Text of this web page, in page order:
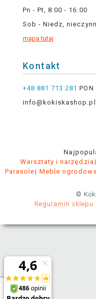
Pn - Pt, 8:00 - 16:00
Sob - Niedz,
mapa tutaj
Kontakt
+48 881 713 281 PON
info@kokiskashop.pl
Warsztaty i narzędzia
Parasole
Meble
©
Regulamin sklepu